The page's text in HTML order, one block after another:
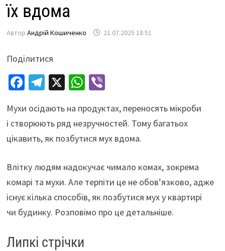
їх вдома
Автор Андрій Кошиченко 21.07.2025 18:51
Поділитися
Fa
b
o
o
k
Te
gr
a
m
X W
at
sA
p
p
Vi
er
Мухи осідають на продуктах, переносять мікроби
і створюють ряд незручностей. Тому багатьох
цікавить, як позбутися мух вдома.
Влітку людям надокучає чимало комах, зокрема
комарі та мухи. Але терпіти це не обов’язково, адже
існує кілька способів, як позбутися мух у квартирі
чи будинку. Розповімо про це детальніше.
Липкі стрічки